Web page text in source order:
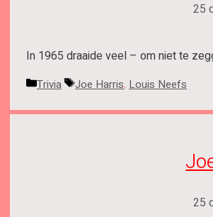
25
In 1965 draaide veel – om niet te
Categorieën
Trivia Tags
Joe Harris, Louis Neefs
25